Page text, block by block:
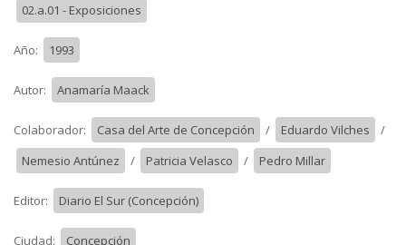
02.a.01 - Exposiciones
Año: 1993
Autor: Anamaría Maack
Colaborador: Casa del Arte de Concepción / Eduardo Vilches
/
Nemesio Antúnez
/ Patricia Velasco / Pedro Millar
Editor: Diario El Sur (Concepción)
Ciudad: Concepción